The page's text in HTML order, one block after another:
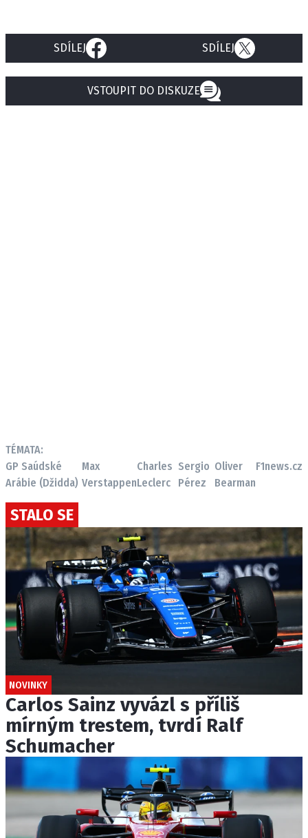
SDÍLEJ SDÍLEJ
VSTOUPIT DO DISKUZE
TÉMATA:
GP Saúdské
Arábie (Džidda)
Max
Verstappen
Charles
Leclerc
Sergio
Pérez
Oliver
Bearman
F1news.cz
STALO SE
NOVINKY
Carlos Sainz vyvázl s příliš
mírným trestem, tvrdí Ralf
Schumacher